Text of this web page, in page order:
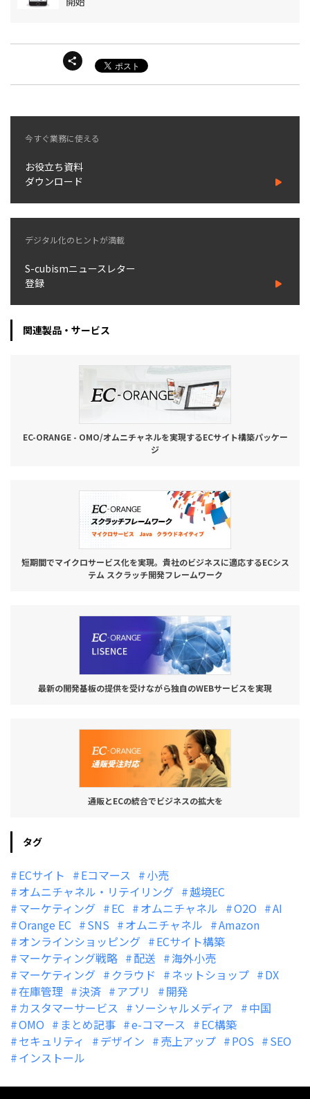
今すぐ業務に使える
お役立ち資料
ダウンロード
デジタル化のヒントが満載
S-cubismニュースレター
登録
関連製品・サービス
EC-ORANGE - OMO/オムニチャネルを実現するECサイト構築パッケー
ジ
短期間でマイクロサービス化を実現。貴社のビジネスに適応するECシス
テム スクラッチ開発フレームワーク
最新の開発基板の提供を受けながら独自のWEBサービスを実現
通販とECの統合でビジネスの拡大を
タグ
ECサイト Eコマース
小売
オムニチャネル・リテイリング
越境EC
マーケティング
EC オムニチャネル O2O
AI
Orange EC
SNS オムニチャネル
Amazon
オンラインショッピング
ECサイト構築
マーケティング戦略
配送
海外小売
マーケティング
クラウド ネットショップ
DX
在庫管理
決済 アプリ
開発
カスタマーサービス
ソーシャルメディア
中国
OMO
まとめ記事 e-コマース
EC構築
セキュリティ
デザイン 売上アップ POS
SEO
インストール